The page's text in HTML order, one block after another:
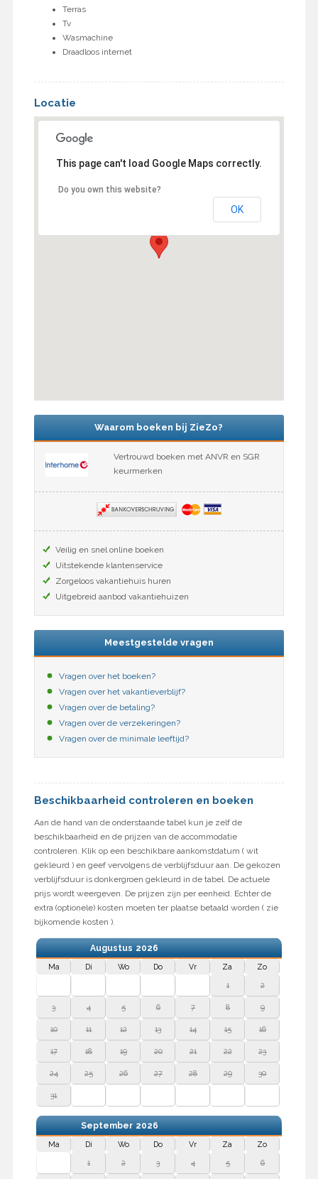
Terras
Tv
Wasmachine
Draadloos internet
Locatie
This page can't load Google Maps correctly.
Do you own this website?
OK
Waarom boeken bij ZieZo?
Vertrouwd boeken met ANVR en SGR
keurmerken
Veilig en snel online boeken
Uitstekende klantenservice
Zorgeloos vakantiehuis huren
Uitgebreid aanbod vakantiehuizen
Meestgestelde vragen
Vragen over het boeken?
Vragen over het vakantieverblijf?
Vragen over de betaling?
Vragen over de verzekeringen?
Vragen over de minimale leeftijd?
Beschikbaarheid controleren en boeken
Aan de hand van de onderstaande tabel kun je zelf de
beschikbaarheid en de prijzen van de accommodatie
controleren. Klik op een beschikbare aankomstdatum ( wit
gekleurd ) en geef vervolgens de verblijfsduur aan. De gekozen
verblijfsduur is donkergroen gekleurd in de tabel. De actuele
prijs wordt weergeven. De prijzen zijn per eenheid. Echter de
extra (optionele) kosten moeten ter plaatse betaald worden ( zie
bijkomende kosten ).
2026
Augustus
Ma Di Wo Do Vr Za Zo
1 2
3 4 5 6 7 8 9
10 11 12 13 14 15 16
17 18 19 20 21 22 23
24 25 26 27 28 29 30
31
2026
September
Ma Di Wo Do Vr Za Zo
1 2 3 4 5 6